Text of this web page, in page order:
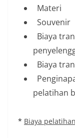
Materi
Souvenir
Biaya
Biaya
pelatihan
* Biaya pelatihan